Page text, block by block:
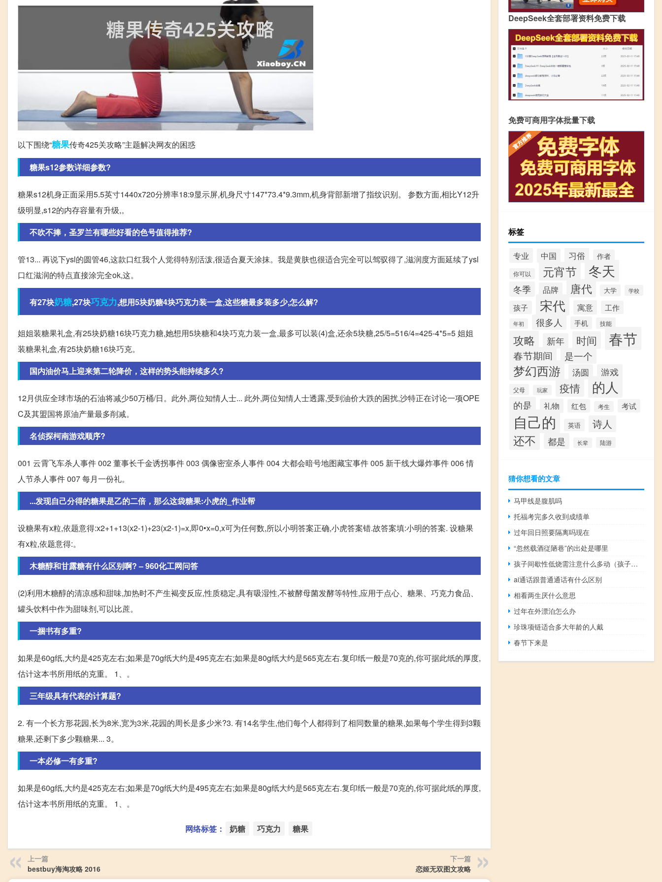
以下围绕“糖果传奇425关攻略”主题解决网友的困惑
糖果s12参数详细参数?
糖果s12机身正面采用5.5英寸1440x720分辨率18:9显示屏,机身尺寸147*73.4*9.3mm,机身背部新增了指纹识别。 参数方面,相比Y12升
级明显,s12的内存容量有升级,。
不吹不捧，圣罗兰有哪些好看的色号值得推荐?
管13... 再说下ysl的圆管46,这款口红我个人觉得特别活泼,很适合夏天涂抹。我是黄肤也很适合完全可以驾驭得了,滋润度方面延续了ysl
口红滋润的特点直接涂完全ok,这。
有27块奶糖,27块巧克力,想用5块奶糖4块巧克力装一盒,这些糖最多装多少,怎么解?
姐姐装糖果礼盒,有25块奶糖16块巧克力糖,她想用5块糖和4块巧克力装一盒,最多可以装(4)盒,还余5块糖,25/5=516/4=425-4*5=5 姐姐
装糖果礼盒,有25块奶糖16块巧克。
国内油价马上迎来第二轮降价，这样的势头能持续多久?
12月供应全球市场的石油将减少50万桶/日。此外,两位知情人士... 此外,两位知情人士透露,受到油价大跌的困扰,沙特正在讨论一项OPE
C及其盟国将原油产量最多削减。
名侦探柯南游戏顺序?
001 云霄飞车杀人事件 002 董事长千金诱拐事件 003 偶像密室杀人事件 004 大都会暗号地图藏宝事件 005 新干线大爆炸事件 006 情
人节杀人事件 007 每月一份礼。
...发现自己分得的糖果是乙的二倍，那么这袋糖果:小虎的_作业帮
设糖果有x粒,依题意得:x2+1+13(x2-1)+23(x2-1)=x,即0•x=0,x可为任何数,所以小明答案正确,小虎答案错.故答案填:小明的答案. 设糖果
有x粒,依题意得:。
木糖醇和甘露糖有什么区别啊? – 960化工网问答
(2)利用木糖醇的清凉感和甜味,加热时不产生褐变反应,性质稳定,具有吸湿性,不被酵母菌发酵等特性,应用于点心、糖果、巧克力食品、
罐头饮料中作为甜味剂,可以比蔗。
一捆书有多重?
如果是60g纸,大约是425克左右;如果是70g纸大约是495克左右;如果是80g纸大约是565克左右.复印纸一般是70克的,你可据此纸的厚度,
估计这本书所用纸的克重。 1、。
三年级具有代表的计算题?
2. 有一个长方形花园,长为8米,宽为3米,花园的周长是多少米?3. 有14名学生,他们每个人都得到了相同数量的糖果,如果每个学生得到3颗
糖果,还剩下多少颗糖果... 3。
一本必修一有多重?
如果是60g纸,大约是425克左右;如果是70g纸大约是495克左右;如果是80g纸大约是565克左右.复印纸一般是70克的,你可据此纸的厚度,
估计这本书所用纸的克重。 1、。
网络标签： 奶糖 巧克力 糖果
上一篇
bestbuy海淘攻略 2016
下一篇
恋姬无双图文攻略
DeepSeek全套部署资料免费下载
免费可商用字体批量下载
标签
专业 中国 习俗 作者
你可以 元宵节 冬天
冬季 品牌 唐代 大学 学校
孩子 宋代 寓意 工作
年初 很多人 手机 技能
攻略 新年 时间 春节
春节期间 是一个
梦幻西游 汤圆 游戏
父母 玩家 疫情 的人
的是 礼物 红包 考生 考试
自己的 英语 诗人
还不 都是 长辈 陆游
猜你想看的文章
马甲线是腹肌吗
托福考完多久收到成绩单
过年回日照要隔离吗现在
“忽然载酒従陋巷”的出处是哪里
孩子间歇性低烧需注意什么多动（孩子间歇性低烧需注意什么）
ai通话跟普通通话有什么区别
相看两生厌什么意思
过年在外漂泊怎么办
珍珠项链适合多大年龄的人戴
春节下来是